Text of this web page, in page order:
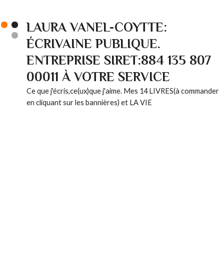
LAURA VANEL-COYTTE:
ÉCRIVAINE PUBLIQUE.
ENTREPRISE SIRET:884 135 807
00011 À VOTRE SERVICE
Ce que j'écris,ce(ux)que j'aime. Mes 14 LIVRES(à commander
en cliquant sur les bannières) et LA VIE